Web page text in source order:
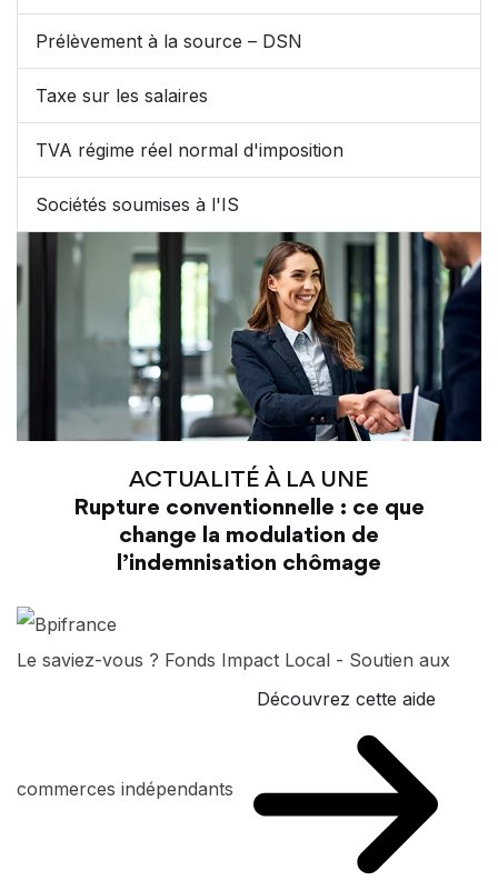
Prélèvement à la source – DSN
Taxe sur les salaires
TVA régime réel normal d'imposition
Sociétés soumises à l'IS
ACTUALITÉ À LA UNE
Rupture conventionnelle : ce que
change la modulation de
l’indemnisation chômage
Le saviez-vous ? Fonds Impact Local - Soutien aux
commerces indépendants
Découvrez cette aide